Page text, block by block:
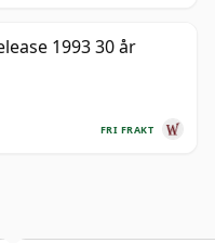
1993 30 år
FRI FRAKT